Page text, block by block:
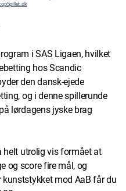
i SAS Ligaen, hvilket
hos Scandic
den dansk-ejede
og i denne spillerunde
lørdagens jyske brag
helt utrolig vis formået at
og score fire mål, og
kunststykket mod AaB får du